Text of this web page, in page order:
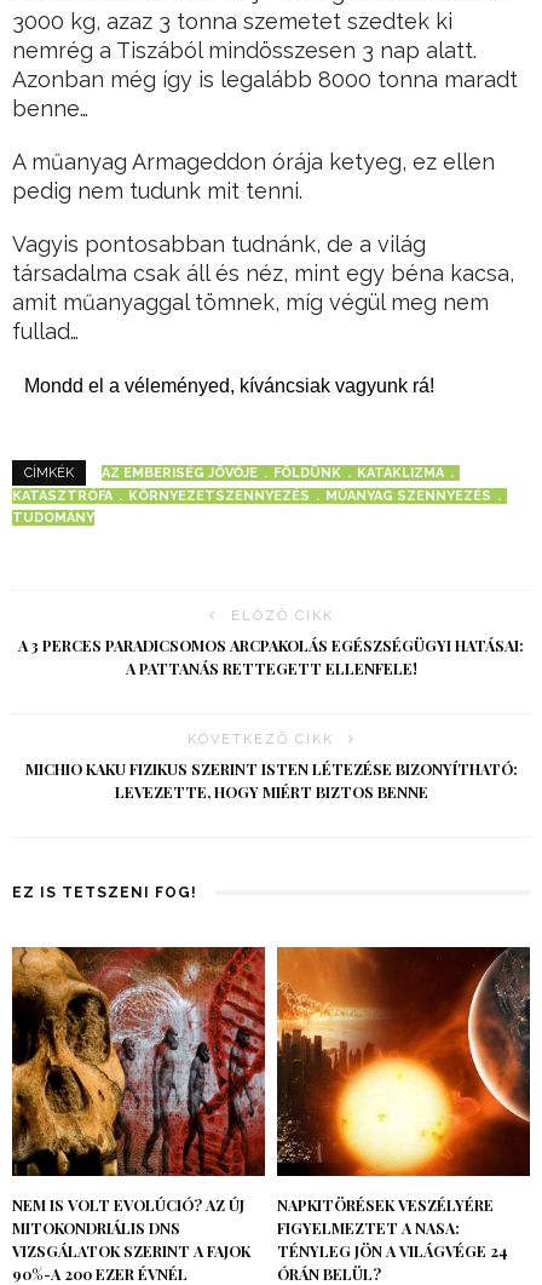
3000 kg, azaz 3 tonna szemetet szedtek ki
nemrég a Tiszából mindösszesen 3 nap alatt.
Azonban még így is legalább 8000 tonna maradt
benne…
A műanyag Armageddon órája ketyeg, ez ellen
pedig nem tudunk mit tenni.
Vagyis pontosabban tudnánk, de a világ
társadalma csak áll és néz, mint egy béna kacsa,
amit műanyaggal tömnek, míg végül meg nem
fullad…
Mondd el a véleményed, kíváncsiak vagyunk rá!
CÍMKÉK AZ EMBERISÉG JÖVŐJE FÖLDÜNK
KATAKLIZMA
KATASZTRÓFA
KÖRNYEZETSZENNYEZÉS
MŰANYAG SZENNYEZÉS
TUDOMÁNY
ELŐZŐ CIKK
A 3 PERCES PARADICSOMOS ARCPAKOLÁS EGÉSZSÉGÜGYI HATÁSAI:
A PATTANÁS RETTEGETT ELLENFELE!
KÖVETKEZŐ CIKK
MICHIO KAKU FIZIKUS SZERINT ISTEN LÉTEZÉSE BIZONYÍTHATÓ:
LEVEZETTE, HOGY MIÉRT BIZTOS BENNE
EZ IS TETSZENI FOG!
NEM IS VOLT EVOLÚCIÓ? AZ ÚJ
MITOKONDRIÁLIS DNS
VIZSGÁLATOK SZERINT A FAJOK
90%-A 200 EZER ÉVNÉL
NAPKITÖRÉSEK VESZÉLYÉRE
FIGYELMEZTET A NASA:
TÉNYLEG JÖN A VILÁGVÉGE 24
ÓRÁN BELÜL?